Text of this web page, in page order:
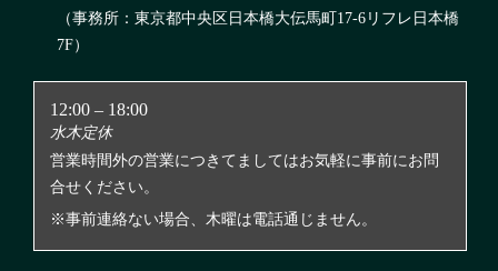
（事務所：東京都中央区日本橋大伝馬町17-6リフレ日本橋
7F）
12:00 – 18:00
水木定休
営業時間外の営業につきてましてはお気軽に事前にお問
合せください。
※事前連絡ない場合、木曜は電話通じません。